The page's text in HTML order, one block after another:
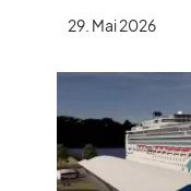
29. Mai 2026